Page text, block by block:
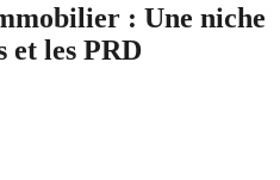
: Une niche
et les PRD